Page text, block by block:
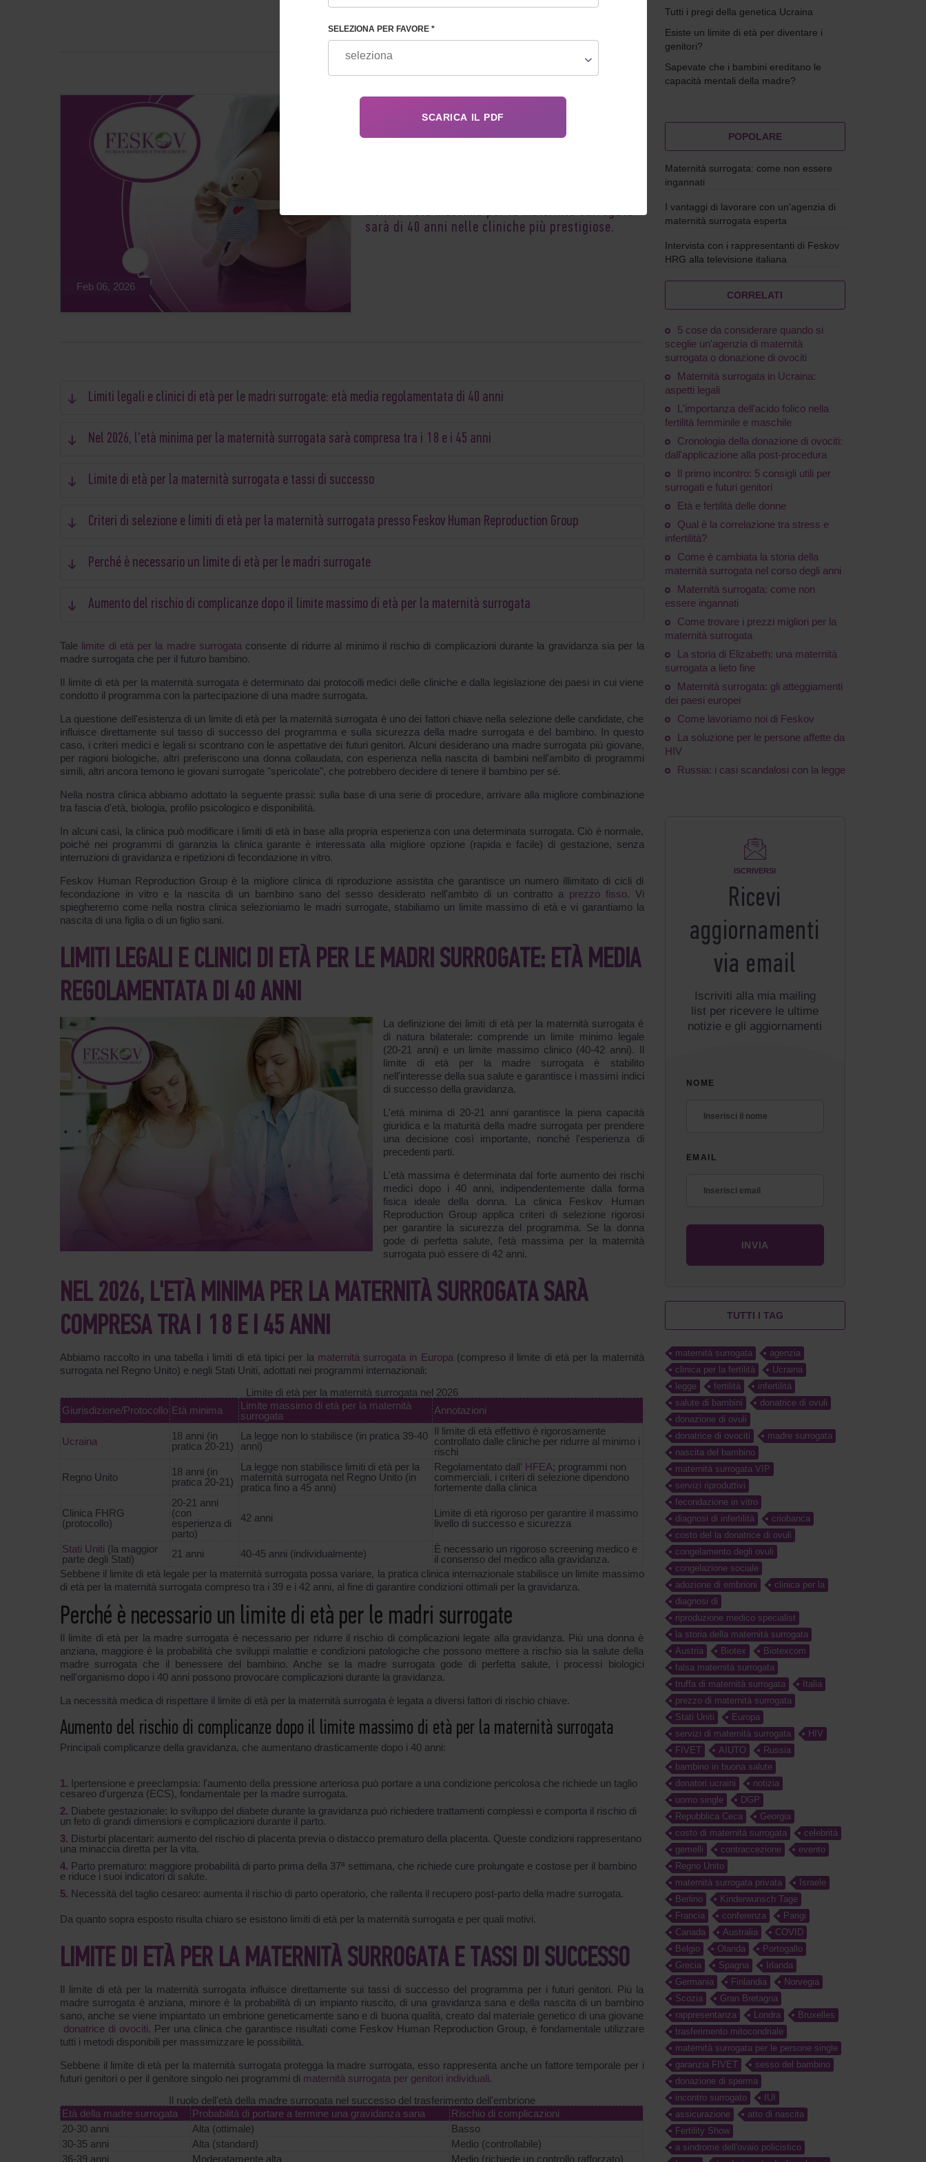
Feb 06, 2026
mentre l'età massima per la maternità surrogata
sarà di 40 anni nelle cliniche più prestigiose.
Limiti legali e clinici di età per le madri surrogate: età media regolamentata di 40 anni
Nel 2026, l'età minima per la maternità surrogata sarà compresa tra i 18 e i 45 anni
Limite di età per la maternità surrogata e tassi di successo
Criteri di selezione e limiti di età per la maternità surrogata presso Feskov Human Reproduction Group
Perché è necessario un limite di età per le madri surrogate
Aumento del rischio di complicanze dopo il limite massimo di età per la maternità surrogata
Tale limite di età per la madre surrogata consente di ridurre al minimo il rischio di complicazioni durante la gravidanza sia per la
madre surrogata che per il futuro bambino.
Il limite di età per la maternità surrogata è determinato dai protocolli medici delle cliniche e dalla legislazione dei paesi in cui viene
condotto il programma con la partecipazione di una madre surrogata.
La questione dell'esistenza di un limite di età per la maternità surrogata è uno dei fattori chiave nella selezione delle candidate, che
influisce direttamente sul tasso di successo del programma e sulla sicurezza della madre surrogata e del bambino. In questo
caso, i criteri medici e legali si scontrano con le aspettative dei futuri genitori. Alcuni desiderano una madre surrogata più giovane,
per ragioni biologiche, altri preferiscono una donna collaudata, con esperienza nella nascita di bambini nell'ambito di programmi
simili, altri ancora temono le giovani surrogate "spericolate", che potrebbero decidere di tenere il bambino per sé.
Nella nostra clinica abbiamo adottato la seguente prassi: sulla base di una serie di procedure, arrivare alla migliore combinazione
tra fascia d'età, biologia, profilo psicologico e disponibilità.
In alcuni casi, la clinica può modificare i limiti di età in base alla propria esperienza con una determinata surrogata. Ciò è normale,
poiché nei programmi di garanzia la clinica garante è interessata alla migliore opzione (rapida e facile) di gestazione, senza
interruzioni di gravidanza e ripetizioni di fecondazione in vitro.
Feskov Human Reproduction Group è la migliore clinica di riproduzione assistita che garantisce un numero illimitato di cicli di
fecondazione in vitro e la nascita di un bambino sano del sesso desiderato nell'ambito di un contratto a prezzo fisso. Vi
spiegheremo come nella nostra clinica selezioniamo le madri surrogate, stabiliamo un limite massimo di età e vi garantiamo la
nascita di una figlia o di un figlio sani.
LIMITI LEGALI E CLINICI DI ETÀ PER LE MADRI SURROGATE: ETÀ MEDIA
REGOLAMENTATA DI 40 ANNI
La definizione dei limiti di età per la maternità surrogata è
di natura bilaterale: comprende un limite minimo legale
(20-21 anni) e un limite massimo clinico (40-42 anni). Il
limite di età per la madre surrogata è stabilito
nell'interesse della sua salute e garantisce i massimi indici
di successo della gravidanza.
L'età minima di 20-21 anni garantisce la piena capacità
giuridica e la maturità della madre surrogata per prendere
una decisione così importante, nonché l'esperienza di
precedenti parti.
L'età massima è determinata dal forte aumento dei rischi
medici dopo i 40 anni, indipendentemente dalla forma
fisica ideale della donna. La clinica Feskov Human
Reproduction Group applica criteri di selezione rigorosi
per garantire la sicurezza del programma. Se la donna
gode di perfetta salute, l'età massima per la maternità
surrogata può essere di 42 anni.
NEL 2026, L'ETÀ MINIMA PER LA MATERNITÀ SURROGATA SARÀ
COMPRESA TRA I 18 E I 45 ANNI
Abbiamo raccolto in una tabella i limiti di età tipici per la maternità surrogata in Europa (compreso il limite di età per la maternità
surrogata nel Regno Unito) e negli Stati Uniti, adottati nei programmi internazionali:
Limite di età per la maternità surrogata nel 2026
Giurisdizione/Protocollo Età minima
Limite massimo di età per la maternità
surrogata
Annotazioni
Ucrainа
18 anni (in
pratica 20-21)
La legge non lo stabilisce (in pratica 39-40
anni)
Il limite di età effettivo è rigorosamente
controllato dalle cliniche per ridurre al minimo i
rischi
Regno Unito
18 anni (in
pratica 20-21)
La legge non stabilisce limiti di età per la
maternità surrogata nel Regno Unito (in
pratica fino a 45 anni)
Regolamentato dall' HFEA; programmi non
commerciali, i criteri di selezione dipendono
fortemente dalla clinica
Clinica FHRG
(protocollo)
20-21 anni
(con
esperienza di
parto)
42 anni
Limite di età rigoroso per garantire il massimo
livello di successo e sicurezza
Stati Uniti (la maggior
parte degli Stati)
21 anni 40-45 anni (individualmente)
È necessario un rigoroso screening medico e
il consenso del medico alla gravidanza.
Sebbene il limite di età legale per la maternità surrogata possa variare, la pratica clinica internazionale stabilisce un limite massimo
di età per la maternità surrogata compreso tra i 39 e i 42 anni, al fine di garantire condizioni ottimali per la gravidanza.
Perché è necessario un limite di età per le madri surrogate
Il limite di età per la madre surrogata è necessario per ridurre il rischio di complicazioni legate alla gravidanza. Più una donna è
anziana, maggiore è la probabilità che sviluppi malattie e condizioni patologiche che possono mettere a rischio sia la salute della
madre surrogata che il benessere del bambino. Anche se la madre surrogata gode di perfetta salute, i processi biologici
nell'organismo dopo i 40 anni possono provocare complicazioni durante la gravidanza.
La necessità medica di rispettare il limite di età per la maternità surrogata è legata a diversi fattori di rischio chiave.
Aumento del rischio di complicanze dopo il limite massimo di età per la maternità surrogata
Principali complicanze della gravidanza, che aumentano drasticamente dopo i 40 anni:
Ipertensione e preeclampsia: l'aumento della pressione arteriosa può portare a una condizione pericolosa che richiede un taglio
cesareo d'urgenza (ECS), fondamentale per la madre surrogata.
Diabete gestazionale: lo sviluppo del diabete durante la gravidanza può richiedere trattamenti complessi e comporta il rischio di
un feto di grandi dimensioni e complicazioni durante il parto.
Disturbi placentari: aumento del rischio di placenta previa o distacco prematuro della placenta. Queste condizioni rappresentano
una minaccia diretta per la vita.
Parto prematuro: maggiore probabilità di parto prima della 37ª settimana, che richiede cure prolungate e costose per il bambino
e riduce i suoi indicatori di salute.
Necessità del taglio cesareo: aumenta il rischio di parto operatorio, che rallenta il recupero post-parto della madre surrogata.
Da quanto sopra esposto risulta chiaro se esistono limiti di età per la maternità surrogata e per quali motivi.
LIMITE DI ETÀ PER LA MATERNITÀ SURROGATA E TASSI DI SUCCESSO
Il limite di età per la maternità surrogata influisce direttamente sui tassi di successo del programma per i futuri genitori. Più la
madre surrogata è anziana, minore è la probabilità di un impianto riuscito, di una gravidanza sana e della nascita di un bambino
sano, anche se viene impiantato un embrione geneticamente sano e di buona qualità, creato dal materiale genetico di una giovane
donatrice di ovociti. Per una clinica che garantisce risultati come Feskov Human Reproduction Group, è fondamentale utilizzare
tutti i metodi disponibili per massimizzare le possibilità.
Sebbene il limite di età per la maternità surrogata protegga la madre surrogata, esso rappresenta anche un fattore temporale per i
futuri genitori o per il genitore singolo nei programmi di maternità surrogata per genitori individuali.
Il ruolo dell'età della madre surrogata nel successo del trasferimento dell'embrione
Età della madre surrogata
Probabilità di portare a termine una gravidanza sana
Rischio di complicazioni
20-30 anni
Alta (ottimale)
Basso
30-35 anni
Alta (standard)
Medio (controllabile)
36-39 anni
Moderatamente alta Medio (richiede un controllo rafforzato)
Tutti i pregi della genetica Ucraina
Esiste un limite di età per diventare i
genitori?
Sapevate che i bambini ereditano le
capacità mentali della madre?
POPOLARE
Maternità surrogata: come non essere
ingannati
I vantaggi di lavorare con un'agenzia di
maternità surrogata esperta
Intervista con i rappresentanti di Feskov
HRG alla televisione italiana
CORRELATI
5 cose da considerare quando si
sceglie un'agenzia di maternità
surrogata o donazione di ovociti
Maternità surrogata in Ucraina:
aspetti legali
L'importanza dell'acido folico nella
fertilità femminile e maschile
Cronologia della donazione di ovociti:
dall'applicazione alla post-procedura
Il primo incontro: 5 consigli utili per
surrogati e futuri genitori
Età e fertilità delle donne
Qual è la correlazione tra stress e
infertilità?
Come è cambiata la storia della
maternità surrogata nel corso degli anni
Maternità surrogata: come non
essere ingannati
Come trovare i prezzi migliori per la
maternità surrogata
La storia di Elizabeth: una maternità
surrogata a lieto fine
Maternità surrogata: gli atteggiamenti
dei paesi europei
Come lavoriamo noi di Feskov
La soluzione per le persone affette da
HIV
Russia: i casi scandalosi con la legge
ISCRIVERSI
Ricevi
aggiornamenti
via email
Iscriviti alla mia mailing
list per ricevere le ultime
notizie e gli aggiornamenti
NOME
EMAIL
TUTTI I TAG
maternità surrogata
agenzia
clinica per la fertilità
Ucraina
legge
fertilità
infertilità
salute di bambini
donatrice di ovuli
donazione di ovuli
donatrice di ovociti
madre surrogata
nascita del bambino
maternità surrogata VIP
servizi riproduttivi
fecondazione in vitro
diagnosi di infertilità
criobanca
costo del la donatrice di ovuli
congelamento degli ovuli
congelazione sociale
adozione di embrioni
clinica per la
diagnosi di
riproduzione medico specialist
la storia della maternità surrogata
Austria
Biotex
Biotexcom
falsa maternità surrogata
truffa di maternità surrogata
Italia
prezzo di maternità surrogata
Stati Uniti
Europa
servizi di maternità surrogata
HIV
FIVET
AIUTO
Russia
bambino in buona salute
donatori ucraini
notizia
uomo single
DGP
Repubblica Ceca
Georgia
costo di maternità surrogata
celebrità
gemelli
contraccezione
evento
Regno Unito
maternità surrogata privata
Israele
Berlino
Kinderwunsch Tage
Francia
conferenza
Parigi
Canada
Australia
COVID
Belgio
Olanda
Portogallo
Grecia
Spagna
Irlanda
Germania
Finlandia
Norvegia
Scozia
Gran Bretagna
rappresentanza
Londra
Bruxelles
trasferimento mitocondriale
maternità surrogata per le persone single
garanzia FIVET
sesso del bambino
donazione di sperma
incontro surrogato
IUI
assicurazione
atto di nascita
Fertility Show
a sindrome dell'ovaio policistico
SELEZIONA PER FAVORE *